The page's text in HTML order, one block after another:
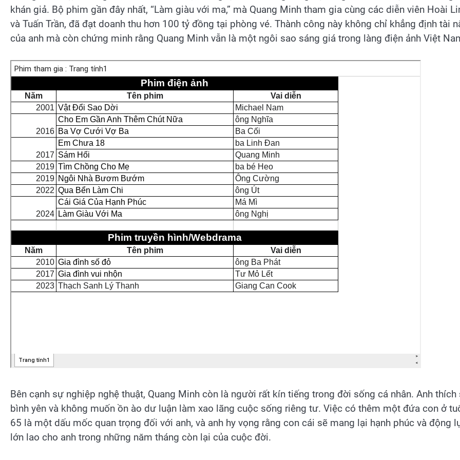
khán giả. Bộ phim gần đây nhất, “Làm giàu với ma,” mà Quang Minh tham gia cùng các diễn viên Hoài
và Tuấn Trần, đã đạt doanh thu hơn 100 tỷ đồng tại phòng vé. Thành công này không chỉ khẳng định tài
của anh mà còn chứng minh rằng Quang Minh vẫn là một ngôi sao sáng giá trong làng điện ảnh Việt
Bên cạnh sự nghiệp nghệ thuật, Quang Minh còn là người rất kín tiếng trong đời sống cá nhân. Anh thích
bình yên và không muốn ồn ào dư luận làm xao lãng cuộc sống riêng tư. Việc có thêm một đứa con ở
65 là một dấu mốc quan trọng đối với anh, và anh hy vọng rằng con cái sẽ mang lại hạnh phúc và động
lớn lao cho anh trong những năm tháng còn lại của cuộc đời.